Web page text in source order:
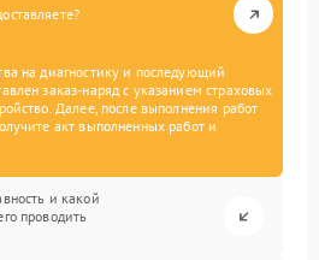
на диагностику и последующий
заказ-наряд с указанием страховых
Далее, после выполнения работ
акт выполненных работ и
и какой
проводить